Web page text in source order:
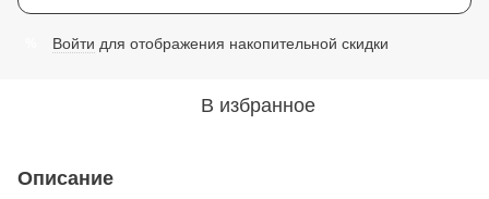
Войти для отображения накопительной скидки
В избранное
Описание